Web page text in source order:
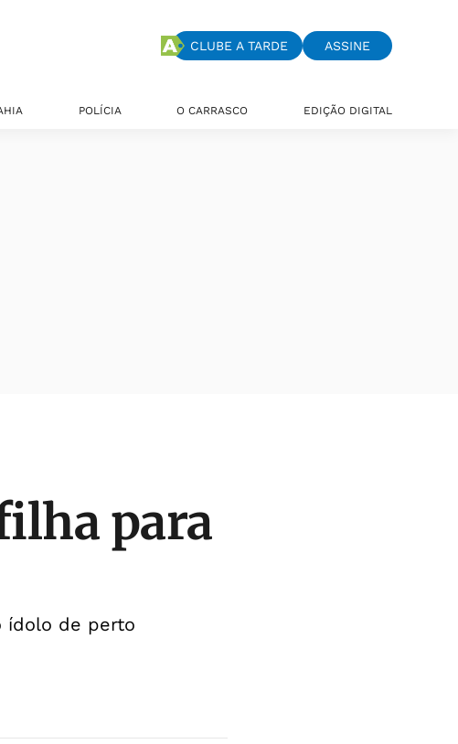
CLUBE A TARDE ASSINE
POLÍCIA O CARRASCO EDIÇÃO DIGITAL
para
ídolo de perto